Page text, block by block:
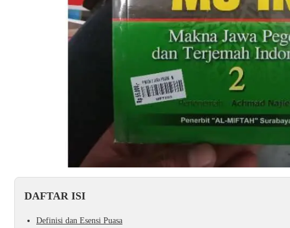
DAFTAR ISI
Definisi dan Esensi Puasa